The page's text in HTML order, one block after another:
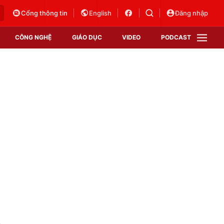
Cổng thông tin English Đăng nhập
CÔNG NGHỆ GIÁO DỤC VIDEO PODCAST